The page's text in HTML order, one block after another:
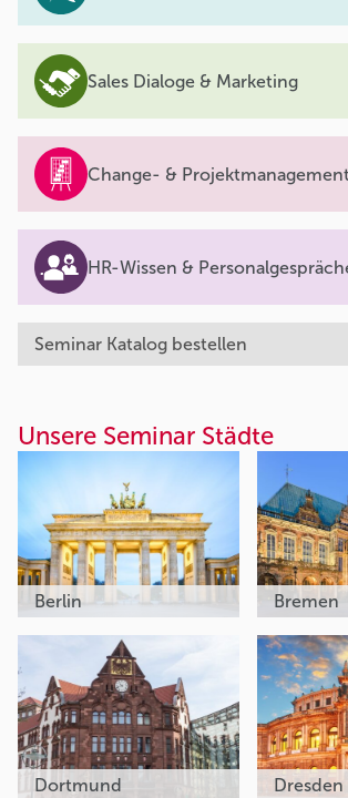
Sales Dialoge & Marketing
Change- & Projektmanagement
HR-Wissen &
Seminar Katalog bestellen
Unsere Seminar Städte
Berlin Bremen
Dortmund Dresden